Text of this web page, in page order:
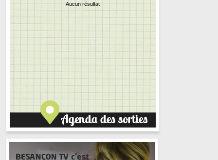
Aucun résultat